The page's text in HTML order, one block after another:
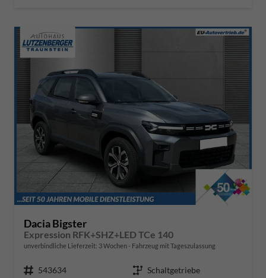
Dacia Bigster
Expression RFK+SHZ+LED TCe 140
unverbindliche Lieferzeit: 3 Wochen Fahrzeug mit Tageszulassung
Fahrzeugnr. 543634 Getriebe Schaltgetriebe